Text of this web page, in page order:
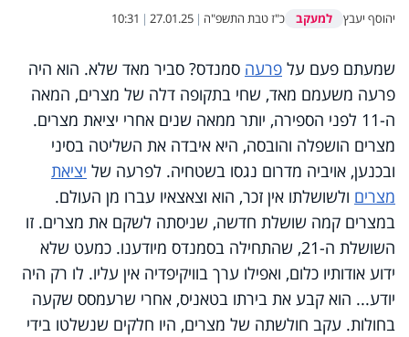
יהוסף יעבץ למעקב כ"ז טבת התשפ"ה |
27.01.25
|
10:31
שמעתם פעם על פרעה סמנדס? סביר מאד שלא. הוא היה
פרעה משעמם מאד, שחי בתקופה דלה של מצרים, המאה
ה-11 לפני הספירה, יותר ממאה שנים אחרי יציאת מצרים.
מצרים הושפלה והובסה, היא איבדה את השליטה בסיני
ובכנען, אויביה מדרום נגסו בשטחיה. לפרעה של יציאת
מצרים ולשושלתו אין זכר, הוא וצאצאיו עברו מן העולם.
במצרים קמה שושלת חדשה, שניסתה לשקם את מצרים. זו
השושלת ה-21, שהתחילה בסמנדס מיודענו. כמעט שלא
ידוע אודותיו כלום, ואפילו ערך בוויקיפדיה אין עליו. לו רק היה
יודע... הוא קבע את בירתו בטאניס, אחרי שרעמסס שקעה
בחולות. עקב חולשתה של מצרים, היו חלקים שנשלטו בידי